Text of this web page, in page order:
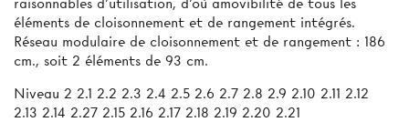
raisonnables d'utilisation, d'où amovibilité de tous les
éléments de cloisonnement et de rangement intégrés.
Réseau modulaire de cloisonnement et de rangement : 186
cm., soit 2 éléments de 93 cm.
Niveau 2 2.1 2.2 2.3 2.4 2.5 2.6 2.7 2.8 2.9 2.10 2.11 2.12
2.13 2.14 2.27 2.15 2.16 2.17 2.18 2.19 2.20 2.21